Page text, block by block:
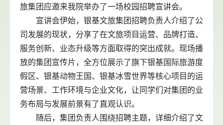
旅集团应邀来我院举办了一场校园招聘宣讲会。
宣讲会伊始，银基文旅集团招聘负责人介绍了公
司发展的现状，分享了在文旅项目运营、品牌打造、
服务创新、业态升级等方面取得的突出成就。现场播
放的集团宣传片，全方位展示了旗下银基国际旅游度
假区、银基动物王国、银基冰雪世界等核心项目的运
营场景、工作环境与企业文化，让同学们对集团的业
务布局与发展前景有了直观认识。
随后，集团负责人围绕招聘主题，详细介绍了文